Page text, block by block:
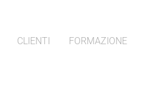
CLIENTI FORMAZIONE